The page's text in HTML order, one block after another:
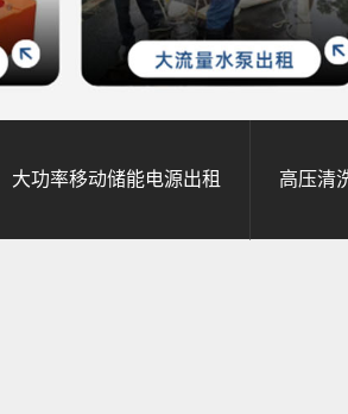
大功率移动储能电源出租 高压清